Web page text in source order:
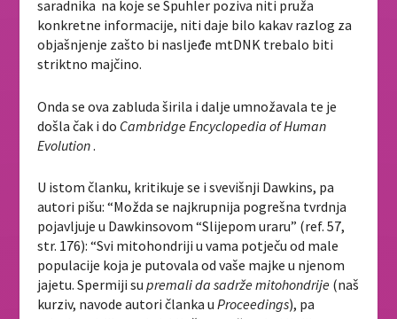
saradnika na koje se Spuhler poziva niti pruža
konkretne informacije, niti daje bilo kakav razlog za
objašnjenje zašto bi nasljeđe mtDNK trebalo biti
striktno majčino.
Onda se ova zabluda širila i dalje umnožavala te je
došla čak i do Cambridge Encyclopedia of Human
Evolution.
U istom članku, kritikuje se i svevišnji Dawkins, pa
autori pišu: “Možda se najkrupnija pogrešna tvrdnja
pojavljuje u Dawkinsovom “Slijepom uraru” (ref. 57,
str. 176): “Svi mitohondriji u vama potječu od male
populacije koja je putovala od vaše majke u njenom
jajetu. Spermiji supremali da sadrže mitohondrije (naš
kurziv, navode autori članka uProceedings), pa